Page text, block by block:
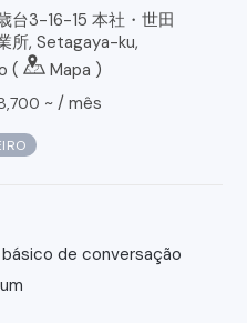
台3-16-15 本社・世田
所, Setagaya-ku,
(
Mapa )
~ / mês
básico de conversação